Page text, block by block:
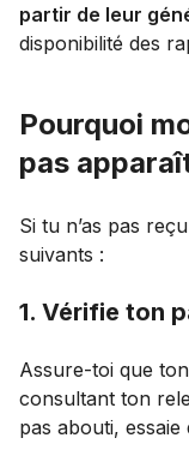
partir de leur
disponibilité des
Pourquoi
pas
Si tu n’as pas
suivants :
1. Vérifie ton
Assure-toi que
consultant ton
pas abouti, essaie